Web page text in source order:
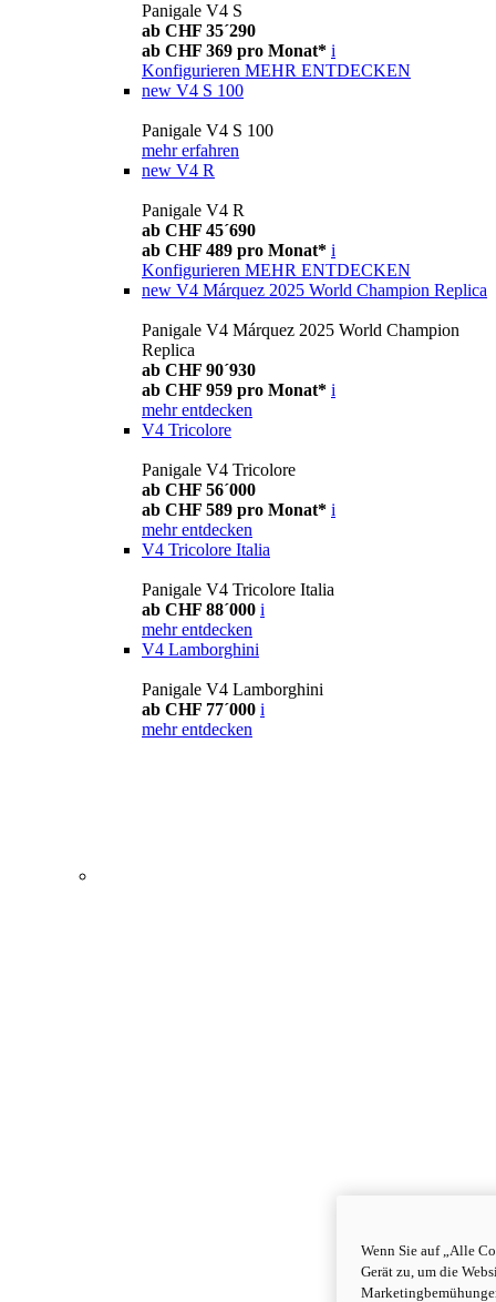
Panigale V4 S
ab CHF 35´290
ab CHF 369 pro Monat* i
Konfigurieren MEHR ENTDECKEN
new V4 S 100
Panigale V4 S 100
mehr erfahren
new V4 R
Panigale V4 R
ab CHF 45´690
ab CHF 489 pro Monat* i
Konfigurieren MEHR ENTDECKEN
new V4 Márquez 2025 World Champion Replica
Panigale V4 Márquez 2025 World Champion
Replica
ab CHF 90´930
ab CHF 959 pro Monat* i
mehr entdecken
V4 Tricolore
Panigale V4 Tricolore
ab CHF 56´000
ab CHF 589 pro Monat* i
mehr entdecken
V4 Tricolore Italia
Panigale V4 Tricolore Italia
ab CHF 88´000 i
mehr entdecken
V4 Lamborghini
Panigale V4 Lamborghini
ab CHF 77´000 i
mehr entdecken
Wenn Sie auf „Alle
Gerät zu, um die